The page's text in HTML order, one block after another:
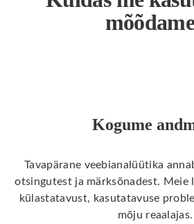
Kogume
Tavapärane veebianalüütika
otsingutest ja märksõnadest. Meie
külastatavust, kasutatavuse
mõju reaalajas.